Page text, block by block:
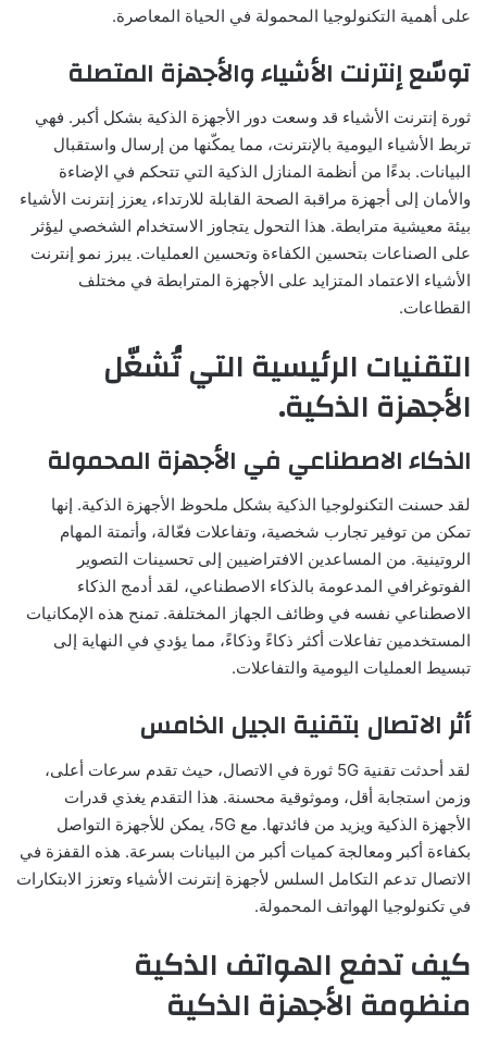
على أهمية التكنولوجيا المحمولة في الحياة المعاصرة.
توسّع إنترنت الأشياء والأجهزة المتصلة
ثورة إنترنت الأشياء قد وسعت دور الأجهزة الذكية بشكل أكبر. فهي
تربط الأشياء اليومية بالإنترنت، مما يمكّنها من إرسال واستقبال
البيانات. بدءًا من أنظمة المنازل الذكية التي تتحكم في الإضاءة
والأمان إلى أجهزة مراقبة الصحة القابلة للارتداء، يعزز إنترنت الأشياء
بيئة معيشية مترابطة. هذا التحول يتجاوز الاستخدام الشخصي ليؤثر
على الصناعات بتحسين الكفاءة وتحسين العمليات. يبرز نمو إنترنت
الأشياء الاعتماد المتزايد على الأجهزة المترابطة في مختلف
القطاعات.
التقنيات الرئيسية التي تُشغّل
الأجهزة الذكية.
الذكاء الاصطناعي في الأجهزة المحمولة
لقد حسنت التكنولوجيا الذكية بشكل ملحوظ الأجهزة الذكية. إنها
تمكن من توفير تجارب شخصية، وتفاعلات فعّالة، وأتمتة المهام
الروتينية. من المساعدين الافتراضيين إلى تحسينات التصوير
الفوتوغرافي المدعومة بالذكاء الاصطناعي، لقد أدمج الذكاء
الاصطناعي نفسه في وظائف الجهاز المختلفة. تمنح هذه الإمكانيات
المستخدمين تفاعلات أكثر ذكاءً وذكاءً، مما يؤدي في النهاية إلى
تبسيط العمليات اليومية والتفاعلات.
أثر الاتصال بتقنية الجيل الخامس
لقد أحدثت تقنية 5G ثورة في الاتصال، حيث تقدم سرعات أعلى،
وزمن استجابة أقل، وموثوقية محسنة. هذا التقدم يغذي قدرات
الأجهزة الذكية ويزيد من فائدتها. مع 5G، يمكن للأجهزة التواصل
بكفاءة أكبر ومعالجة كميات أكبر من البيانات بسرعة. هذه القفزة في
الاتصال تدعم التكامل السلس لأجهزة إنترنت الأشياء وتعزز الابتكارات
في تكنولوجيا الهواتف المحمولة.
كيف تدفع الهواتف الذكية
منظومة الأجهزة الذكية